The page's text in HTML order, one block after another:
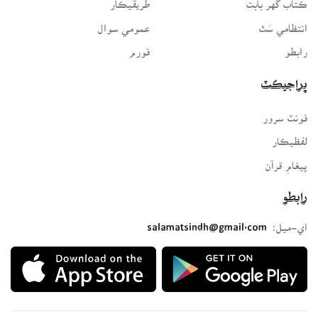
انتظامي سَٿ
رابطو
عمومي سوال
فورم
پراجيڪٽ
لفظيڪار
پيغامِ قرآن
رابطو
اي-ميل:
salamatsindh@gmail.com